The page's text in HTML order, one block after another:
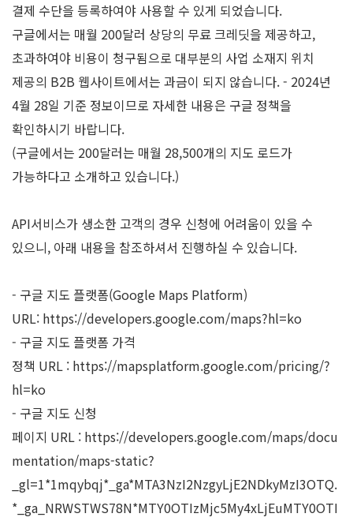
결제 수단을 등록하여야 사용할 수 있게 되었습니다.
구글에서는 매월 200달러 상당의 무료 크레딧을 제공하고,
초과하여야 비용이 청구됨으로 대부분의 사업 소재지 위치
제공의 B2B 웹사이트에서는 과금이 되지 않습니다. - 2024년
4월 28일 기준 정보이므로 자세한 내용은 구글 정책을
확인하시기 바랍니다.
(구글에서는 200달러는 매월 28,500개의 지도 로드가
가능하다고 소개하고 있습니다.)
API서비스가 생소한 고객의 경우 신청에 어려움이 있을 수
있으니, 아래 내용을 참조하셔서 진행하실 수 있습니다.
- 구글 지도 플랫폼(Google Maps Platform)
URL: https://developers.google.com/maps?hl=ko
- 구글 지도 플랫폼 가격
정책 URL : https://mapsplatform.google.com/pricing/?
hl=ko
- 구글 지도 신청
페이지 URL : https://developers.google.com/maps/docu
mentation/maps-static?
_gl=1*1mqybqj*_ga*MTA3NzI2NzgyLjE2NDkyMzI3OTQ.
*_ga_NRWSTWS78N*MTY0OTIzMjc5My4xLjEuMTY0OTI